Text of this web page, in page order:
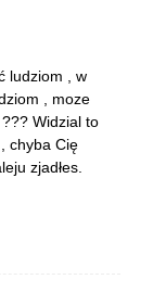
ludziom , w
, moze
Widzial to
chyba Cię
zjadłes.